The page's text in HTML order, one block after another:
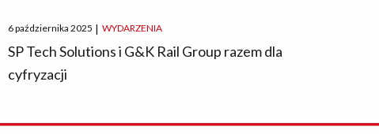
Posted
on
6 października 2025 | WYDARZENIA
SP Tech Solutions i G&K Rail Group razem dla
cyfryzacji